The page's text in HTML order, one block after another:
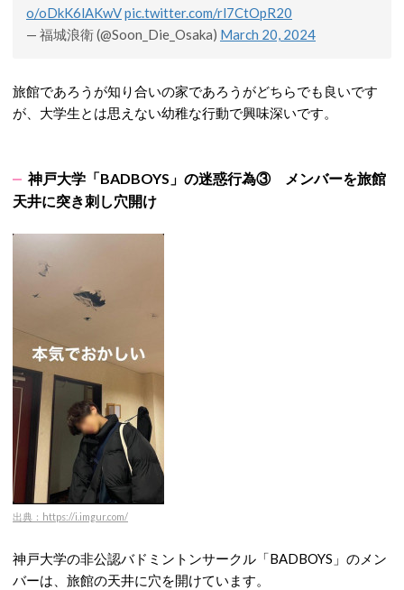
o/oDkK6lAKwVpic.twitter.com/rl7CtOpR20
— 福城浪衛 (@Soon_Die_Osaka) March 20, 2024
旅館であろうが知り合いの家であろうがどちらでも良いです
が、大学生とは思えない幼稚な行動で興味深いです。
神戸大学「BADBOYS」の迷惑行為③ メンバーを旅館
天井に突き刺し穴開け
出典：https://i.imgur.com/
神戸大学の非公認バドミントンサークル「BADBOYS」のメン
バーは、旅館の天井に穴を開けています。